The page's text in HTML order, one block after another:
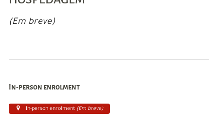
(Em breve)
In-person enrolment
In-person enrolment (Em breve)